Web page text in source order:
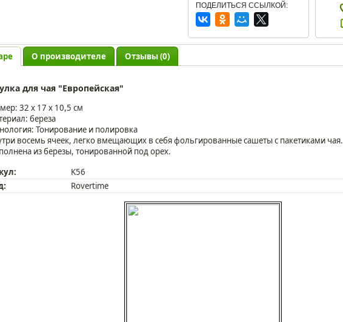
ПОДЕЛИТЬСЯ ССЫЛКОЙ:
О производителе Отзывы (0)
для чая "Европейская"
32 х 17 х 10,5 см
береза
Тонирование и полировка
восемь ячеек, легко вмещающих в себя фольгированные сашеты с пакетиками чая.
из березы, тонированной под орех.
K56
Rovertime